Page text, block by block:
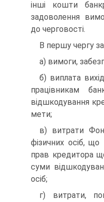
інші кошти
задоволення
до черговості.
В першу чергу
а) вимоги,
б) виплата
працівникам
відшкодування
мети;
в) витрати
фізичних осіб,
прав кредитора
суми
осіб;
г) витрати,